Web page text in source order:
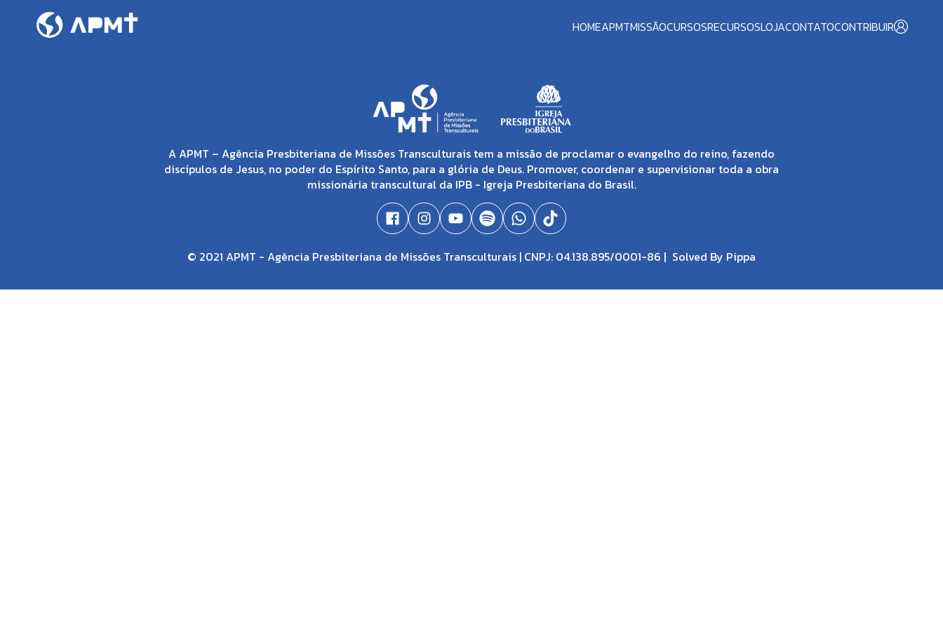
HOMEAPMTMISSÃOCURSOSRECURSOSLOJACONTATOCONTRIBUIR
A APMT – Agência Presbiteriana de Missões Transculturais tem a missão de proclamar o evangelho do reino, fazendo
discípulos de Jesus, no poder do Espírito Santo, para a glória de Deus. Promover, coordenar e supervisionar toda a obra
missionária transcultural da IPB - Igreja Presbiteriana do Brasil.
© 2021 APMT - Agência Presbiteriana de Missões Transculturais | CNPJ: 04.138.895/0001-86 | Solved By Pippa